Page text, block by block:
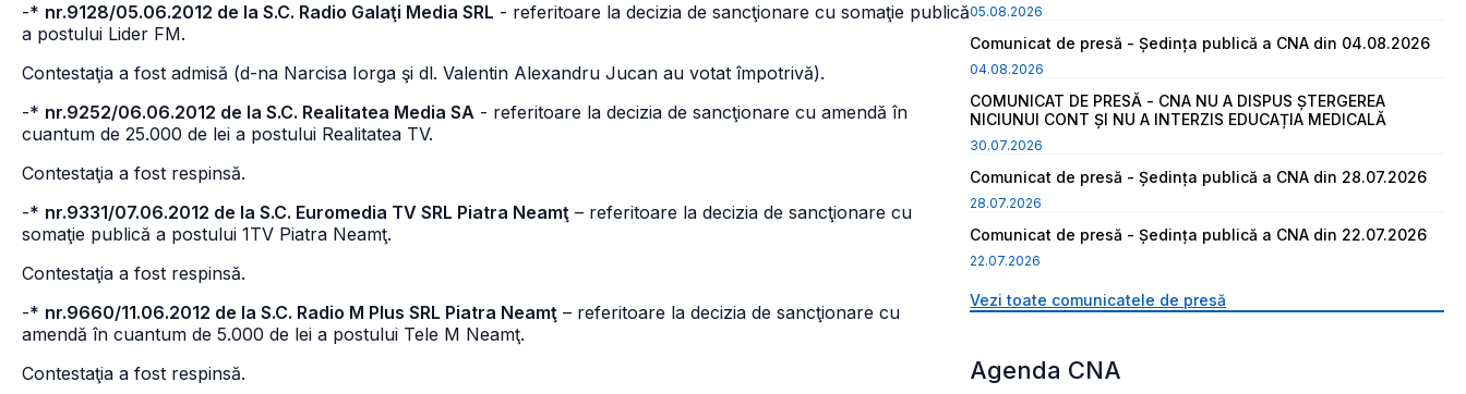
-* nr.9128/05.06.2012 de la S.C. Radio Galaţi Media SRL - referitoare la decizia de sancţionare cu somaţie publică
a postului Lider FM.
Contestaţia a fost admisă (d-na Narcisa Iorga şi dl. Valentin Alexandru Jucan au votat împotrivă).
-* nr.9252/06.06.2012 de la S.C. Realitatea Media SA - referitoare la decizia de sancţionare cu amendă în
cuantum de 25.000 de lei a postului Realitatea TV.
Contestaţia a fost respinsă.
-* nr.9331/07.06.2012 de la S.C. Euromedia TV SRL Piatra Neamţ – referitoare la decizia de sancţionare cu
somaţie publică a postului 1TV Piatra Neamţ.
Contestaţia a fost respinsă.
-* nr.9660/11.06.2012 de la S.C. Radio M Plus SRL Piatra Neamţ – referitoare la decizia de sancţionare cu
amendă în cuantum de 5.000 de lei a postului Tele M Neamţ.
Contestaţia a fost respinsă.
05.08.2026
Comunicat de presă - Ședința publică a CNA din 04.08.2026
04.08.2026
COMUNICAT DE PRESĂ - CNA NU A DISPUS ȘTERGEREA
NICIUNUI CONT ȘI NU A INTERZIS EDUCAȚIA MEDICALĂ
30.07.2026
Comunicat de presă - Ședința publică a CNA din 28.07.2026
28.07.2026
Comunicat de presă - Ședința publică a CNA din 22.07.2026
22.07.2026
Vezi toate comunicatele de presă
Agenda CNA